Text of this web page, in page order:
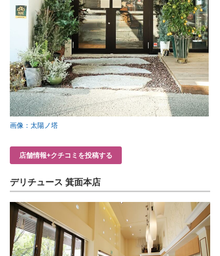
画像：太陽ノ塔
店舗情報+クチコミを投稿する
デリチュース 箕面本店